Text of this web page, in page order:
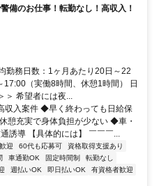
備のお仕事！転勤なし！高収入！
勤務日数：1ヶ月あたり20日～22
17:00（実働8時間、休憩1時間） 日
＞ 希望者には夜...
入案件 ◆早く終わっても日給保
充実で身体負担が少ない ◆車・
誘導 【具体的には】 ￣￣￣...
迎 60代も応募可
資格取得支援あり
車通勤OK 固定時間制
転勤なし
週払いOK 即日払いOK
有資格者歓迎